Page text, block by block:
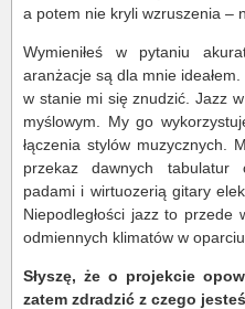
a potem nie kryli wzruszenia –
Wymieniłeś w pytaniu
aranżacje są dla mnie
w stanie mi się znudzić. Jazz
myślowym. My go
łączenia stylów muzycznych.
przekaz dawnych tabulatur
padami i wirtuozerią gitary
Niepodległości jazz to przede
odmiennych klimatów w
Słyszę, że o projekcie
zatem zdradzić z czego